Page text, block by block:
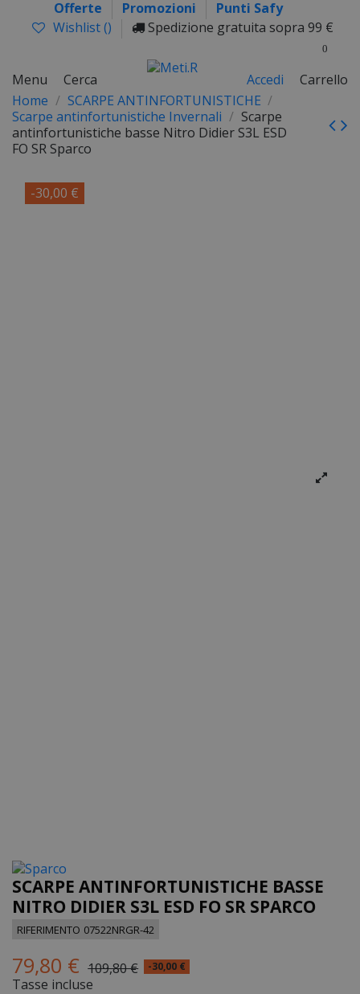
Offerte Promozioni
Punti Safy
Wishlist () Spedizione gratuita sopra 99 €
Menu Cerca Accedi
0
Carrello
Home
SCARPE ANTINFORTUNISTICHE
Scarpe antinfortunistiche Invernali
Scarpe
antinfortunistiche basse Nitro Didier S3L ESD
FO SR Sparco
-30,00 €
SCARPE ANTINFORTUNISTICHE BASSE
NITRO DIDIER S3L ESD FO SR SPARCO
RIFERIMENTO 07522NRGR-42
79,80 € 109,80 € -30,00 €
Tasse incluse